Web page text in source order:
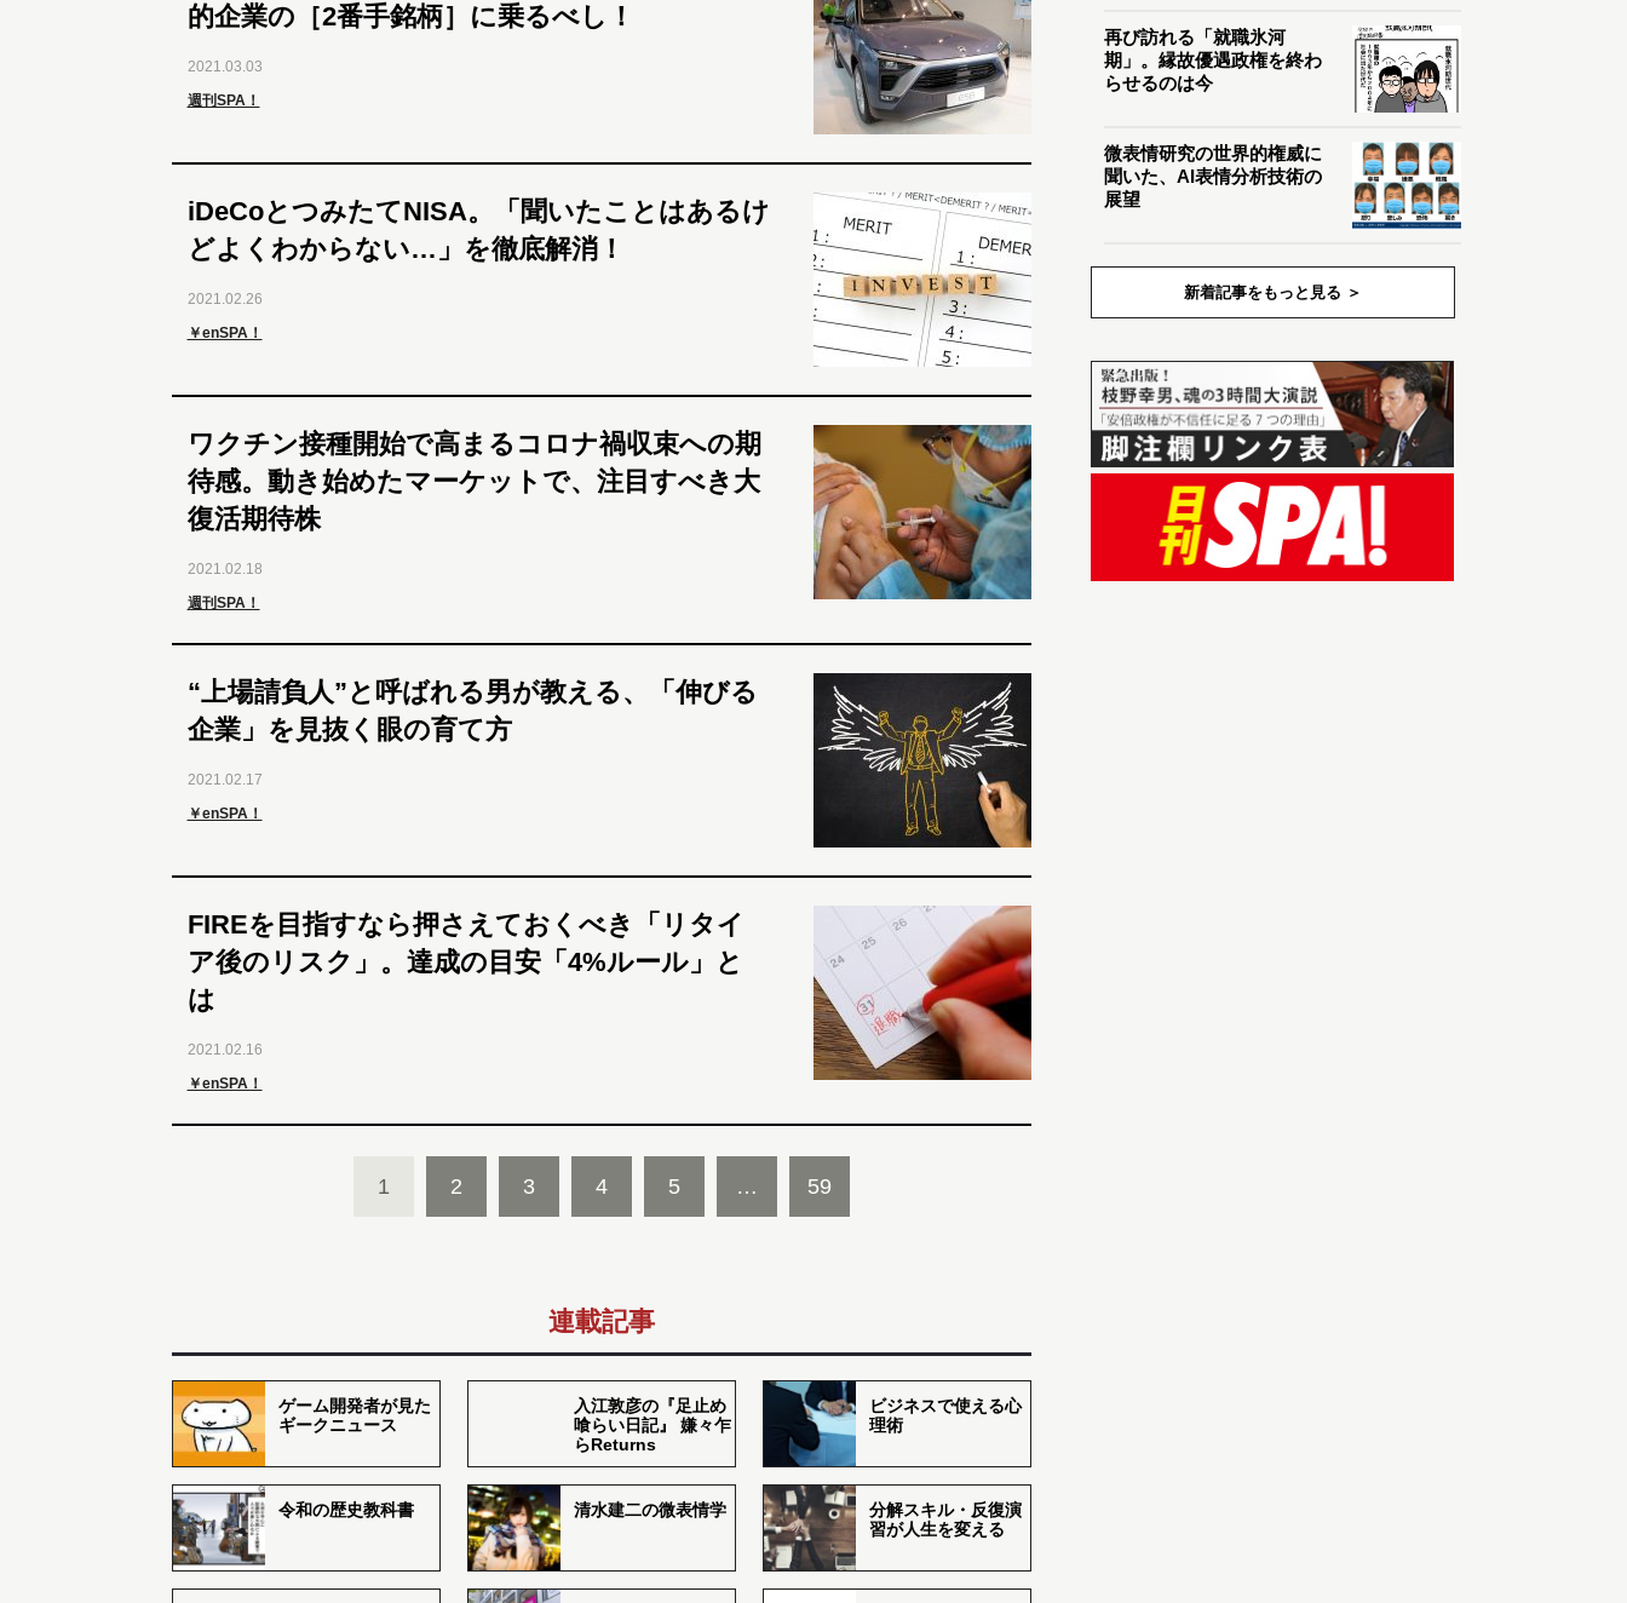
的企業の［2番手銘柄］に乗るべし！
2021.03.03
週刊SPA！
iDeCoとつみたてNISA。「聞いたことはあるけ
どよくわからない…」を徹底解消！
2021.02.26
￥enSPA！
ワクチン接種開始で高まるコロナ禍収束への期
待感。動き始めたマーケットで、注目すべき大
復活期待株
2021.02.18
週刊SPA！
“上場請負人”と呼ばれる男が教える、「伸びる
企業」を見抜く眼の育て方
2021.02.17
￥enSPA！
FIREを目指すなら押さえておくべき「リタイ
ア後のリスク」。達成の目安「4%ルール」と
は
2021.02.16
￥enSPA！
1 2 3 4 5 … 59
連載記事
ゲーム開発者が見た
ギークニュース
入江敦彦の『足止め
喰らい日記』 嫌々乍
らReturns
ビジネスで使える心
理術
令和の歴史教科書 清水建二の微表情学
分解スキル・反復演
習が人生を変える
再び訪れる「就職氷河
期」。縁故優遇政権を終わ
らせるのは今
微表情研究の世界的権威に
聞いた、AI表情分析技術の
展望
新着記事をもっと見る